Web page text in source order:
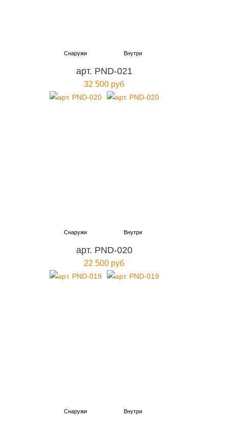
арт. PND-021
32 500 руб
арт. PND-020
22 500 руб